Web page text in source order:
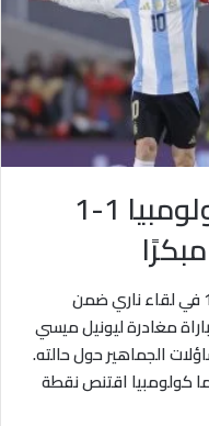
تعادل الأرجنتين ضد كولومبيا 1-1
تعادل منتخب الأرجنتين ضد كولومبيا 1-1 في لقاء ناري ضمن
وشهدت المباراة مغادرة ليونيل ميسي
الجماهير حول حالته.
كولومبيا اقتنص نقطة